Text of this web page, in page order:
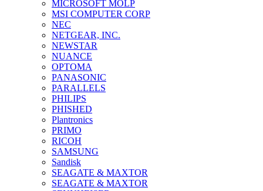
MICROSOFT MOLP
MSI COMPUTER CORP
NEC
NETGEAR, INC.
NEWSTAR
NUANCE
OPTOMA
PANASONIC
PARALLELS
PHILIPS
PHISHED
Plantronics
PRIMO
RICOH
SAMSUNG
Sandisk
SEAGATE & MAXTOR
SEAGATE & MAXTOR